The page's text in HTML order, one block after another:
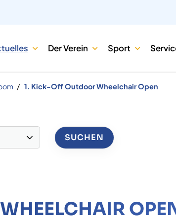
Der Verein Sport
1. Kick-Off Outdoor Wheelchair Open